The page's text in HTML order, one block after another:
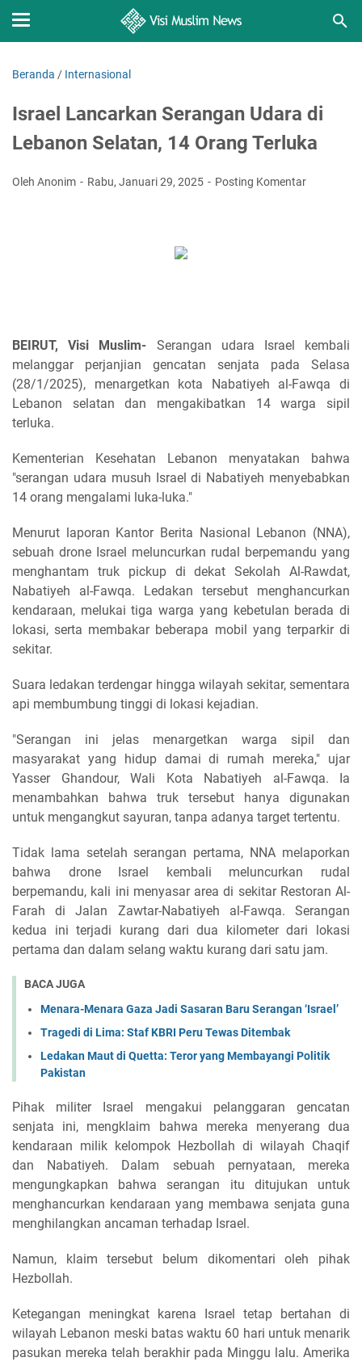
Beranda / Internasional
Israel Lancarkan Serangan Udara di
Lebanon Selatan, 14 Orang Terluka
Oleh Anonim Rabu, Januari 29, 2025 Posting Komentar
BEIRUT, Visi Muslim- Serangan udara Israel kembali
melanggar perjanjian gencatan senjata pada Selasa
(28/1/2025), menargetkan kota Nabatiyeh al-Fawqa di
Lebanon selatan dan mengakibatkan 14 warga sipil
terluka.
Kementerian Kesehatan Lebanon menyatakan bahwa
"serangan udara musuh Israel di Nabatiyeh menyebabkan
14 orang mengalami luka-luka."
Menurut laporan Kantor Berita Nasional Lebanon (NNA),
sebuah drone Israel meluncurkan rudal berpemandu yang
menghantam truk pickup di dekat Sekolah Al-Rawdat,
Nabatiyeh al-Fawqa. Ledakan tersebut menghancurkan
kendaraan, melukai tiga warga yang kebetulan berada di
lokasi, serta membakar beberapa mobil yang terparkir di
sekitar.
Suara ledakan terdengar hingga wilayah sekitar, sementara
api membumbung tinggi di lokasi kejadian.
"Serangan ini jelas menargetkan warga sipil dan
masyarakat yang hidup damai di rumah mereka," ujar
Yasser Ghandour, Wali Kota Nabatiyeh al-Fawqa. Ia
menambahkan bahwa truk tersebut hanya digunakan
untuk mengangkut sayuran, tanpa adanya target tertentu.
Tidak lama setelah serangan pertama, NNA melaporkan
bahwa drone Israel kembali meluncurkan rudal
berpemandu, kali ini menyasar area di sekitar Restoran Al-
Farah di Jalan Zawtar-Nabatiyeh al-Fawqa. Serangan
kedua ini terjadi kurang dari dua kilometer dari lokasi
pertama dan dalam selang waktu kurang dari satu jam.
BACA JUGA
Menara-Menara Gaza Jadi Sasaran Baru Serangan ‘Israel’
Tragedi di Lima: Staf KBRI Peru Tewas Ditembak
Ledakan Maut di Quetta: Teror yang Membayangi Politik
Pakistan
Pihak militer Israel mengakui pelanggaran gencatan
senjata ini, mengklaim bahwa mereka menyerang dua
kendaraan milik kelompok Hezbollah di wilayah Chaqif
dan Nabatiyeh. Dalam sebuah pernyataan, mereka
mengungkapkan bahwa serangan itu ditujukan untuk
menghancurkan kendaraan yang membawa senjata guna
menghilangkan ancaman terhadap Israel.
Namun, klaim tersebut belum dikomentari oleh pihak
Hezbollah.
Ketegangan meningkat karena Israel tetap bertahan di
wilayah Lebanon meski batas waktu 60 hari untuk menarik
pasukan mereka telah berakhir pada Minggu lalu. Amerika